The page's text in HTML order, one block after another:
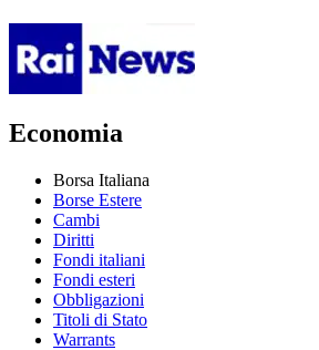
Economia
Borsa Italiana
Borse Estere
Cambi
Diritti
Fondi italiani
Fondi esteri
Obbligazioni
Titoli di Stato
Warrants